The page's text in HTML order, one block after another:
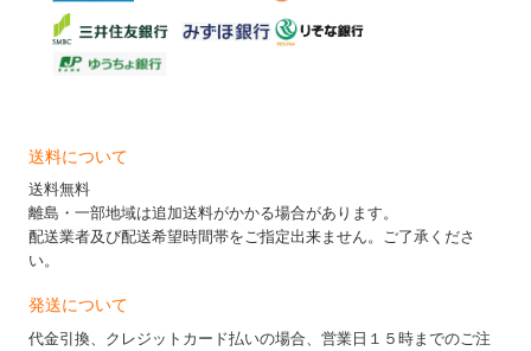
送料について
送料無料
離島・一部地域は追加送料がかかる場合があります。
配送業者及び配送希望時間帯をご指定出来ません。ご了承くださ
い。
発送について
代金引換、クレジットカード払いの場合、営業日１５時までのご注